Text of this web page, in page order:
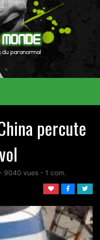
percute
- 9040 vues - 1 com.